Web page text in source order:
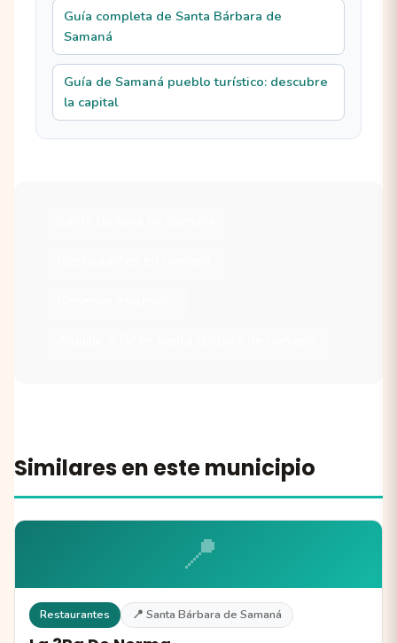
Guía completa de Santa Bárbara de
Samaná
Guía de Samaná pueblo turístico: descubre
la capital
Similares en este municipio
📍
Restaurantes 📍 Santa Bárbara de Samaná